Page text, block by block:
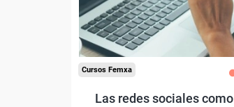
Sector
-Educación.
Cursos Femxa
Las redes sociales como